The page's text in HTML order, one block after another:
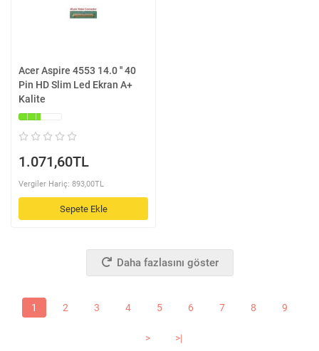
Acer Aspire 4553 14.0 '' 40
Pin HD Slim Led Ekran A+
Kalite
1.071,60TL
Vergiler Hariç: 893,00TL
Sepete Ekle
Daha fazlasını göster
1 2 3 4 5 6 7 8 9
> >|